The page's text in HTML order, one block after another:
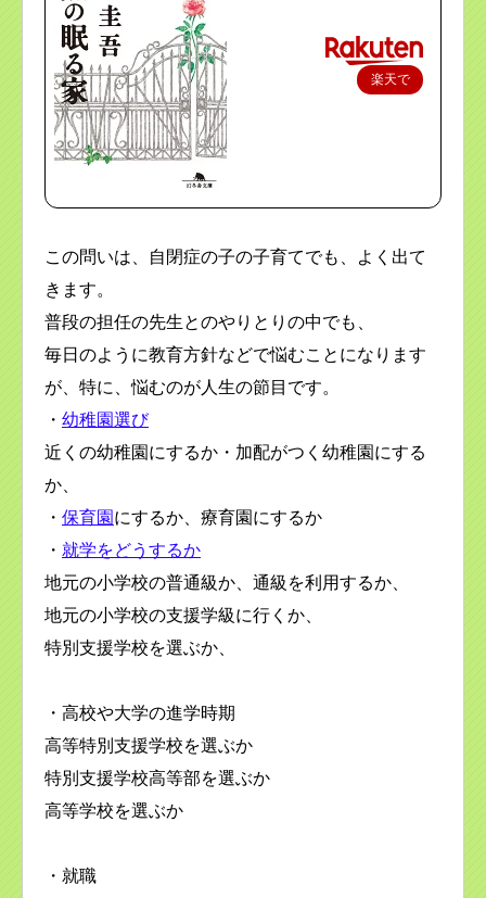
楽天で
この問いは、自閉症の子の子育てでも、よく出て
きます。
普段の担任の先生とのやりとりの中でも、
毎日のように教育方針などで悩むことになります
が、特に、悩むのが人生の節目です。
・ 幼稚園選び
近くの幼稚園にするか・加配がつく幼稚園にする
か、
・ 保育園 にするか、療育園にするか
・ 就学をどうするか
地元の小学校の普通級か、通級を利用するか、
地元の小学校の支援学級に行くか、
特別支援学校を選ぶか、
・高校や大学の進学時期
高等特別支援学校を選ぶか
特別支援学校高等部を選ぶか
高等学校を選ぶか
・就職